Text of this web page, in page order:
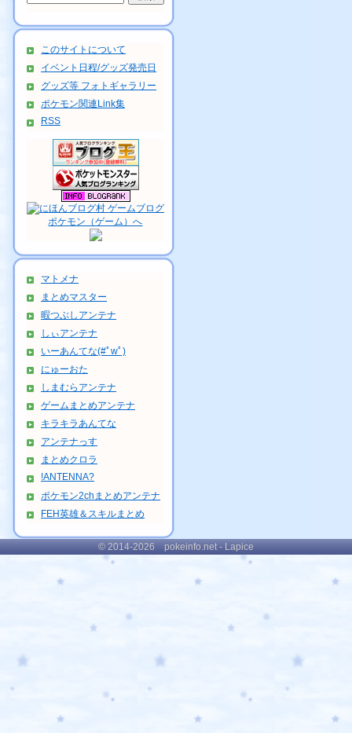
このサイトについて
イベント日程/グッズ発売日
グッズ等 フォトギャラリー
ポケモン関連Link集
RSS
マトメナ
まとめマスター
暇つぶしアンテナ
しぃアンテナ
いーあんてな(#ﾟwﾟ)
にゅーおた
しまむらアンテナ
ゲームまとめアンテナ
キラキラあんてな
アンテナっす
まとめクロラ
!ANTENNA?
ポケモン2chまとめアンテナ
FEH英雄＆スキルまとめ
© 2014-2026 pokeinfo.net - Lapice